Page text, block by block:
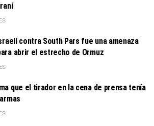
contra South Pars fue una amenaza
abrir el estrecho de Ormuz
que el tirador en la cena de prensa tenía